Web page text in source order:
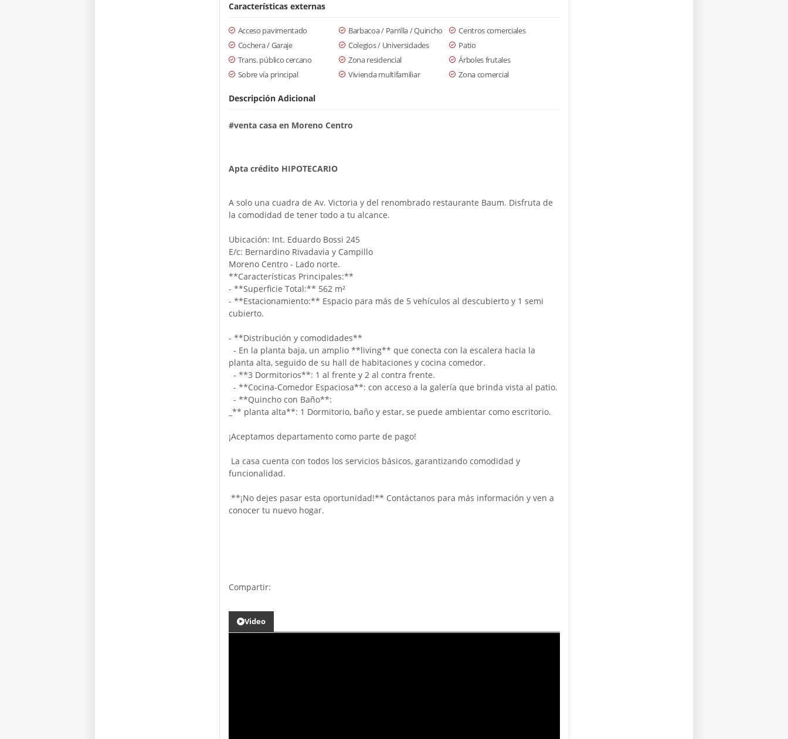
Características externas
Acceso pavimentado Barbacoa / Parrilla / Quincho
Centros comerciales
Cochera / Garaje
Colegios / Universidades
Patio
Trans. público cercano
Zona residencial
Árboles frutales
Sobre vía principal
Vivienda multifamiliar Zona comercial
Descripción Adicional
#venta casa en Moreno Centro
Apta crédito HIPOTECARIO
A solo una cuadra de Av. Victoria y del renombrado restaurante Baum. Disfruta de
la comodidad de tener todo a tu alcance.
Ubicación: Int. Eduardo Bossi 245
E/c: Bernardino Rivadavia y Campillo
Moreno Centro - Lado norte.
**Características Principales:**
- **Superficie Total:** 562 m²
- **Estacionamiento:** Espacio para más de 5 vehículos al descubierto y 1 semi
cubierto.
- **Distribución y comodidades**
- En la planta baja, un amplio **living** que conecta con la escalera hacia la
planta alta, seguido de su hall de habitaciones y cocina comedor.
- **3 Dormitorios**: 1 al frente y 2 al contra frente.
- **Cocina-Comedor Espaciosa**: con acceso a la galería que brinda vista al patio.
- **Quincho con Baño**:
_** planta alta**: 1 Dormitorio, baño y estar, se puede ambientar como escritorio.
¡Aceptamos departamento como parte de pago!
La casa cuenta con todos los servicios básicos, garantizando comodidad y
funcionalidad.
**¡No dejes pasar esta oportunidad!** Contáctanos para más información y ven a
conocer tu nuevo hogar.
Compartir:
Video